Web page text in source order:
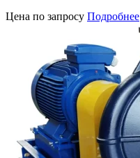
Цена по запросу Подробнее